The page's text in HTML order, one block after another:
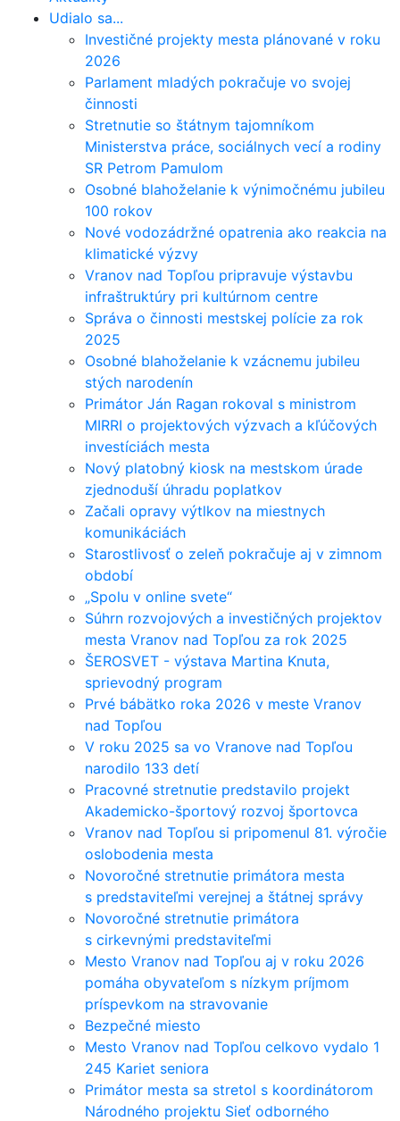
Udialo sa...
Investičné projekty mesta plánované v roku
2026
Parlament mladých pokračuje vo svojej
činnosti
Stretnutie so štátnym tajomníkom
Ministerstva práce, sociálnych vecí a rodiny
SR Petrom Pamulom
Osobné blahoželanie k výnimočnému jubileu
100 rokov
Nové vodozádržné opatrenia ako reakcia na
klimatické výzvy
Vranov nad Topľou pripravuje výstavbu
infraštruktúry pri kultúrnom centre
Správa o činnosti mestskej polície za rok
2025
Osobné blahoželanie k vzácnemu jubileu
stých narodenín
Primátor Ján Ragan rokoval s ministrom
MIRRI o projektových výzvach a kľúčových
investíciách mesta
Nový platobný kiosk na mestskom úrade
zjednoduší úhradu poplatkov
Začali opravy výtlkov na miestnych
komunikáciách
Starostlivosť o zeleň pokračuje aj v zimnom
období
„Spolu v online svete“
Súhrn rozvojových a investičných projektov
mesta Vranov nad Topľou za rok 2025
ŠEROSVET - výstava Martina Knuta,
sprievodný program
Prvé bábätko roka 2026 v meste Vranov
nad Topľou
V roku 2025 sa vo Vranove nad Topľou
narodilo 133 detí
Pracovné stretnutie predstavilo projekt
Akademicko-športový rozvoj športovca
Vranov nad Topľou si pripomenul 81. výročie
oslobodenia mesta
Novoročné stretnutie primátora mesta
s predstaviteľmi verejnej a štátnej správy
Novoročné stretnutie primátora
s cirkevnými predstaviteľmi
Mesto Vranov nad Topľou aj v roku 2026
pomáha obyvateľom s nízkym príjmom
príspevkom na stravovanie
Bezpečné miesto
Mesto Vranov nad Topľou celkovo vydalo 1
245 Kariet seniora
Primátor mesta sa stretol s koordinátorom
Národného projektu Sieť odborného